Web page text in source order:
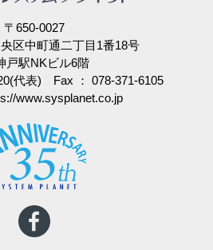
〒650-0027
区中町通二丁目1番18号
戸駅NKビル6階
代表) Fax ： 078-371-6105
www.sysplanet.co.jp